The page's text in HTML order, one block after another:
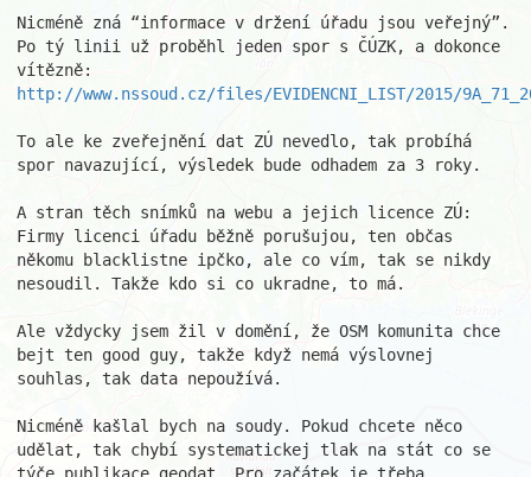
Nicméně zná “informace v držení úřadu jsou veřejný”.
Po tý linii už proběhl jeden spor s ČÚZK, a dokonce
http://www.nssoud.cz/files/EVIDENCNI_LIST/2015/
To ale ke zveřejnění dat ZÚ nevedlo, tak probíhá
spor navazující, výsledek bude odhadem za 3 roky.
A stran těch snímků na webu a jejich licence ZÚ:
Firmy licenci úřadu běžně porušujou, ten občas
někomu blacklistne ipčko, ale co vím, tak se nikdy
nesoudil. Takže kdo si co ukradne, to má.
Ale vždycky jsem žil v domění, že OSM komunita chce
bejt ten good guy, takže když nemá výslovnej
souhlas, tak data nepoužívá.
Nicméně kašlal bych na soudy. Pokud chcete něco
udělat, tak chybí systematickej tlak na stát co se